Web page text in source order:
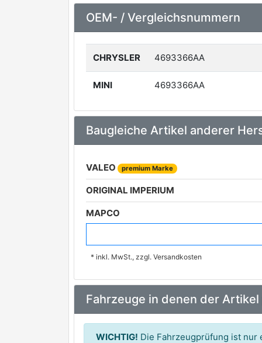
OEM- / Vergleichsnummern
CHRYSLER 4693366AA
MINI 4693366AA
Baugleiche Artikel anderer
VALEO premium Marke
ORIGINAL IMPERIUM
MAPCO
MEAT & DORIA
3RG premium Marke
METZGER AUTOTEILE
HEPU
* inkl. MwSt., zzgl. Versandkosten
Fahrzeuge in denen der
WICHTIG! Die Fahrzeugprüfung ist nur